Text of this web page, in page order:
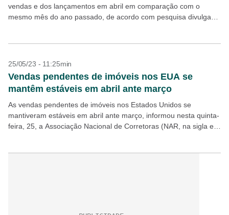
vendas e dos lançamentos em abril em comparação com o
mesmo mês do ano passado, de acordo com pesquisa divulgada
25/05/23 - 11:25min
Vendas pendentes de imóveis nos EUA se
mantêm estáveis em abril ante março
As vendas pendentes de imóveis nos Estados Unidos se
mantiveram estáveis em abril ante março, informou nesta quinta-
feira, 25, a Associação Nacional de Corretoras (NAR, na sigla em